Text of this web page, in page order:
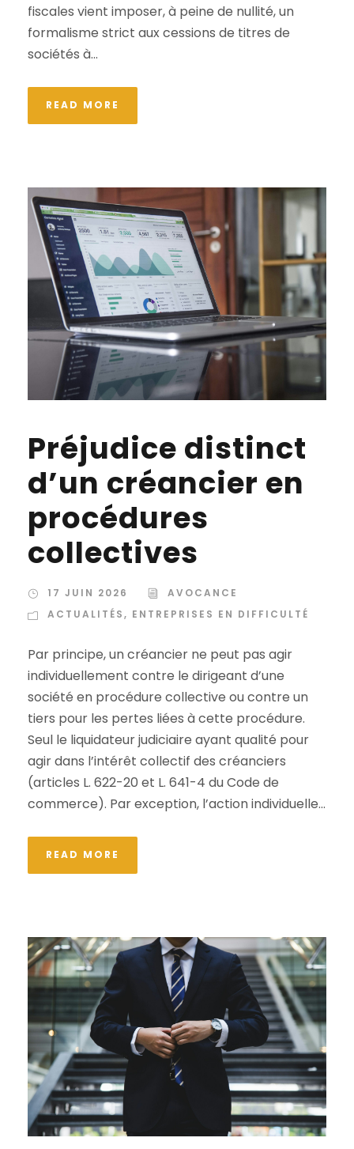
fiscales vient imposer, à peine de nullité, un
formalisme strict aux cessions de titres de
sociétés à...
READ MORE
Préjudice distinct
d’un créancier en
procédures
collectives
17 JUIN 2026
AVOCANCE
ACTUALITÉS, ENTREPRISES EN DIFFICULTÉ
Par principe, un créancier ne peut pas agir
individuellement contre le dirigeant d’une
société en procédure collective ou contre un
tiers pour les pertes liées à cette procédure.
Seul le liquidateur judiciaire ayant qualité pour
agir dans l’intérêt collectif des créanciers
(articles L. 622-20 et L. 641-4 du Code de
commerce). Par exception, l’action individuelle...
READ MORE